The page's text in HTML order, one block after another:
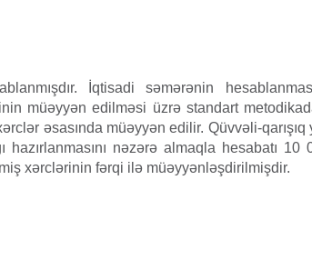
İqtisadi səmərənin
müəyyən edilməsi üzrə standart
əsasında müəyyən edilir. Qüvvəli-
nəzərə almaqla hesabatı
xərclərinin fərqi ilə müəyyənləşdirilmişdir.